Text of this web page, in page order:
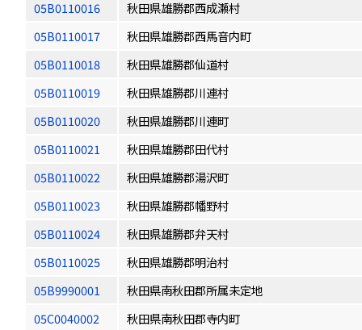
05B0110016
秋田県雄勝郡西成瀬村
05B0110017
秋田県雄勝郡西馬音内町
05B0110018
秋田県雄勝郡仙道村
05B0110019
秋田県雄勝郡川連村
05B0110020
秋田県雄勝郡川連町
05B0110021
秋田県雄勝郡田代村
05B0110022
秋田県雄勝郡湯沢町
05B0110023
秋田県雄勝郡幡野村
05B0110024
秋田県雄勝郡弁天村
05B0110025
秋田県雄勝郡明治村
05B9990001
秋田県南秋田郡所属未定地
05C0040002
秋田県南秋田郡寺内町